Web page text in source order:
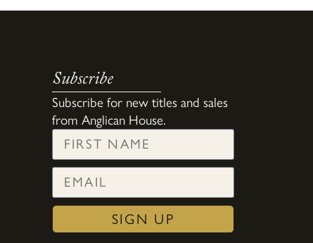
Subscribe
Subscribe for new titles and sales
from Anglican House.
SIGN UP